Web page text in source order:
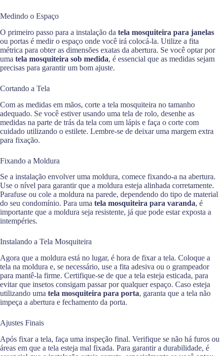
Medindo o Espaço
O primeiro passo para a instalação da tela mosquiteira para janelas
ou portas é medir o espaço onde você irá colocá-la. Utilize a fita
métrica para obter as dimensões exatas da abertura. Se você optar por
uma tela mosquiteira sob medida, é essencial que as medidas sejam
precisas para garantir um bom ajuste.
Cortando a Tela
Com as medidas em mãos, corte a tela mosquiteira no tamanho
adequado. Se você estiver usando uma tela de rolo, desenhe as
medidas na parte de trás da tela com um lápis e faça o corte com
cuidado utilizando o estilete. Lembre-se de deixar uma margem extra
para fixação.
Fixando a Moldura
Se a instalação envolver uma moldura, comece fixando-a na abertura.
Use o nível para garantir que a moldura esteja alinhada corretamente.
Parafuse ou cole a moldura na parede, dependendo do tipo de material
do seu condomínio. Para uma tela mosquiteira para varanda, é
importante que a moldura seja resistente, já que pode estar exposta a
intempéries.
Instalando a Tela Mosquiteira
Agora que a moldura está no lugar, é hora de fixar a tela. Coloque a
tela na moldura e, se necessário, use a fita adesiva ou o grampeador
para mantê-la firme. Certifique-se de que a tela esteja esticada, para
evitar que insetos consigam passar por qualquer espaço. Caso esteja
utilizando uma tela mosquiteira para porta, garanta que a tela não
impeça a abertura e fechamento da porta.
Ajustes Finais
Após fixar a tela, faça uma inspeção final. Verifique se não há furos ou
áreas em que a tela esteja mal fixada. Para garantir a durabilidade, é